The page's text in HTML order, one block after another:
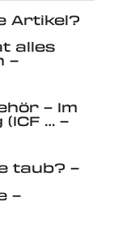
Artikel?
alles
–
– Im
… –
taub? –
–